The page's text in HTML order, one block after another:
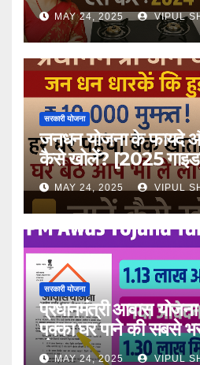
MAY 24, 2025 VIPUL
सरकारी योजना
जनधन योजना के फायदे
कैसे खोलें? [2025
MAY 24, 2025 VIPUL
सरकारी योजना
प्रधानमंत्री आवास
पक्का घर पाने की सबसे
योजना
MAY 24, 2025 VIPUL